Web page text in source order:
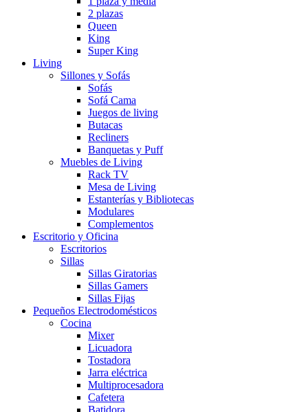
2 plazas
Queen
King
Super King
Living
Sillones y Sofás
Sofás
Sofá Cama
Juegos de living
Butacas
Recliners
Banquetas y Puff
Muebles de Living
Rack TV
Mesa de Living
Estanterías y Bibliotecas
Modulares
Complementos
Escritorio y Oficina
Escritorios
Sillas
Sillas Giratorias
Sillas Gamers
Sillas Fijas
Pequeños Electrodomésticos
Cocina
Mixer
Licuadora
Tostadora
Jarra eléctrica
Multiprocesadora
Cafetera
Batidora